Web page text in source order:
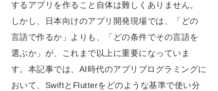
するアプリを作ること自体は難しくありません。
しかし、日本向けのアプリ開発現場では、「どの
言語で作るか」よりも、「どの条件でその言語を
選ぶか」が、これまで以上に重要になっていま
す。本記事では、AI時代のアプリプログラミングに
おいて、SwiftとFlutterをどのような基準で使い分